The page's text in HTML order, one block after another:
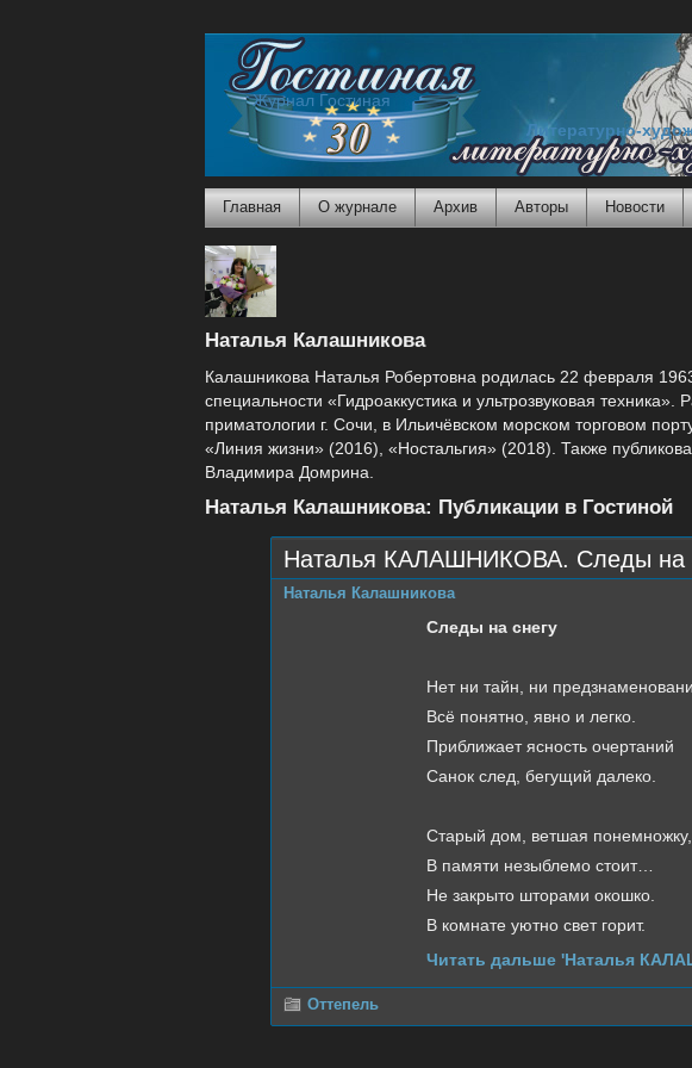
Журнал Гостиная
Литературно-
Главная О журнале Архив Авторы Новости
Наталья Калашникова
Калашникова Наталья Робертовна родилась 22 февраля
специальности «Гидроаккустика и ультрозвуковая
приматологии г. Сочи, в Ильичёвском морском торговом
«Линия жизни» (2016), «Ностальгия» (2018). Также
Владимира Домрина.
Наталья Калашникова: Публикации в Гостиной
Наталья КАЛАШНИКОВА. Следы на
Наталья Калашникова
Следы на снегу
Нет ни тайн, ни
Всё понятно, явно и легко.
Приближает ясность очертаний
Санок след, бегущий далеко.
Старый дом, ветшая понемножку,
В памяти незыблемо стоит…
Не закрыто шторами окошко.
В комнате уютно свет горит.
Читать дальше 'Наталья
Оттепель